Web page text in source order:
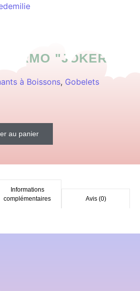
"JOKER"
à Boissons, Gobelets
Thermo "Joker"
au panier
Informations
complémentaires
Avis (0)